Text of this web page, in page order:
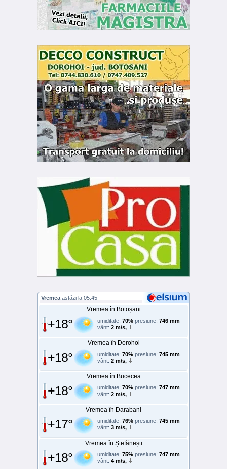
Vremea astăzi la 05:45
Vremea în Botoșani
+18° umiditate: 70% presiune: 746 mm
vânt: 2 m/s,
Vremea în Dorohoi
+18° umiditate: 70% presiune: 745 mm
vânt: 2 m/s,
Vremea în Bucecea
+18° umiditate: 70% presiune: 747 mm
vânt: 2 m/s,
Vremea în Darabani
+17° umiditate: 76% presiune: 745 mm
vânt: 3 m/s,
Vremea în Ștefănești
+18° umiditate: 75% presiune: 747 mm
vânt: 4 m/s,